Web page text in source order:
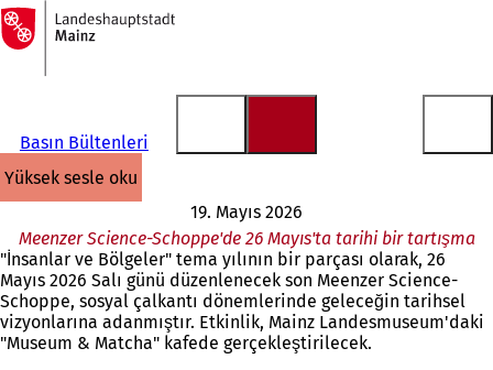
İçeriğe atla
Ana
sayfaya
Basın Bültenleri
yüksek sesle oku
19. Mayıs 2026
Meenzer Science-Schoppe'de 26 Mayıs'ta tarihi bir tartışma
"İnsanlar ve Bölgeler" tema yılının bir parçası olarak, 26
Mayıs 2026 Salı günü düzenlenecek son Meenzer Science-
Schoppe, sosyal çalkantı dönemlerinde geleceğin tarihsel
vizyonlarına adanmıştır. Etkinlik, Mainz Landesmuseum'daki
"Museum & Matcha" kafede gerçekleştirilecek.